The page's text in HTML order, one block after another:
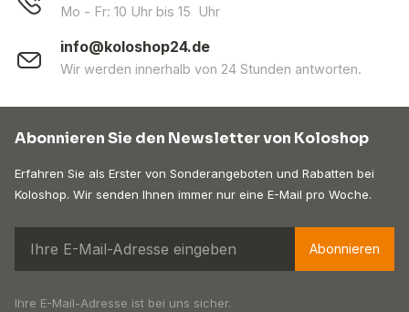
Mo - Fr: 10 Uhr bis 15 Uhr
info@koloshop24.de
Wir werden innerhalb von 24 Stunden antworten.
Abonnieren Sie den Newsletter von Koloshop
Erfahren Sie als Erster von Sonderangeboten und Rabatten bei
Koloshop. Wir senden Ihnen immer nur eine E-Mail pro Woche.
Abonnieren
Ihre E-Mail-Adresse ist bei uns sicher.